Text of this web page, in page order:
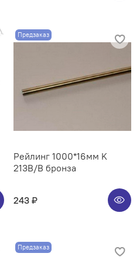
Предзаказ
Рейлинг 1000*16мм K
213B/B бронза
243 ₽
Предзаказ